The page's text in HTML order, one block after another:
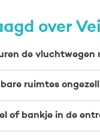
over
de
ruimtes
of bankje in de